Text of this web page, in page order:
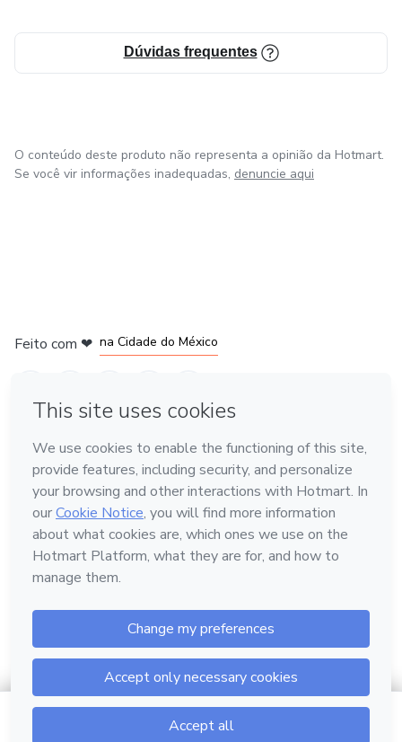
Dúvidas frequentes
O conteúdo deste produto não representa a opinião da Hotmart.
Se você vir informações inadequadas, denuncie aqui
Feito com ❤ na Cidade do México
Conheça a Hotmart
Idioma
Português
Hotmart — 2011-2026 © Todos os direitos reservados.